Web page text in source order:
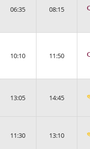
06:35 08:15
10:10 11:50
13:05 14:45
11:30 13:10